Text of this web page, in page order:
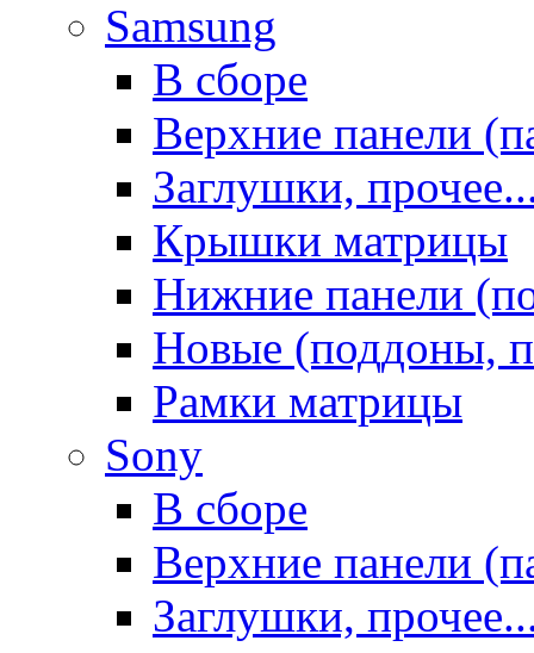
Samsung
В сборе
Верхние панели
Заглушки,
Крышки матрицы
Нижние панели
Новые (поддоны,
Рамки матрицы
Sony
В сборе
Верхние панели
Заглушки,